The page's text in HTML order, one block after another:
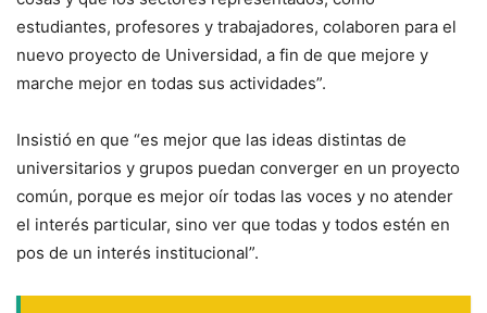
estudiantes, profesores y trabajadores, colaboren para el
nuevo proyecto de Universidad, a fin de que mejore y
marche mejor en todas sus actividades”.
Insistió en que “es mejor que las ideas distintas de
universitarios y grupos puedan converger en un proyecto
común, porque es mejor oír todas las voces y no atender
el interés particular, sino ver que todas y todos estén en
pos de un interés institucional”.